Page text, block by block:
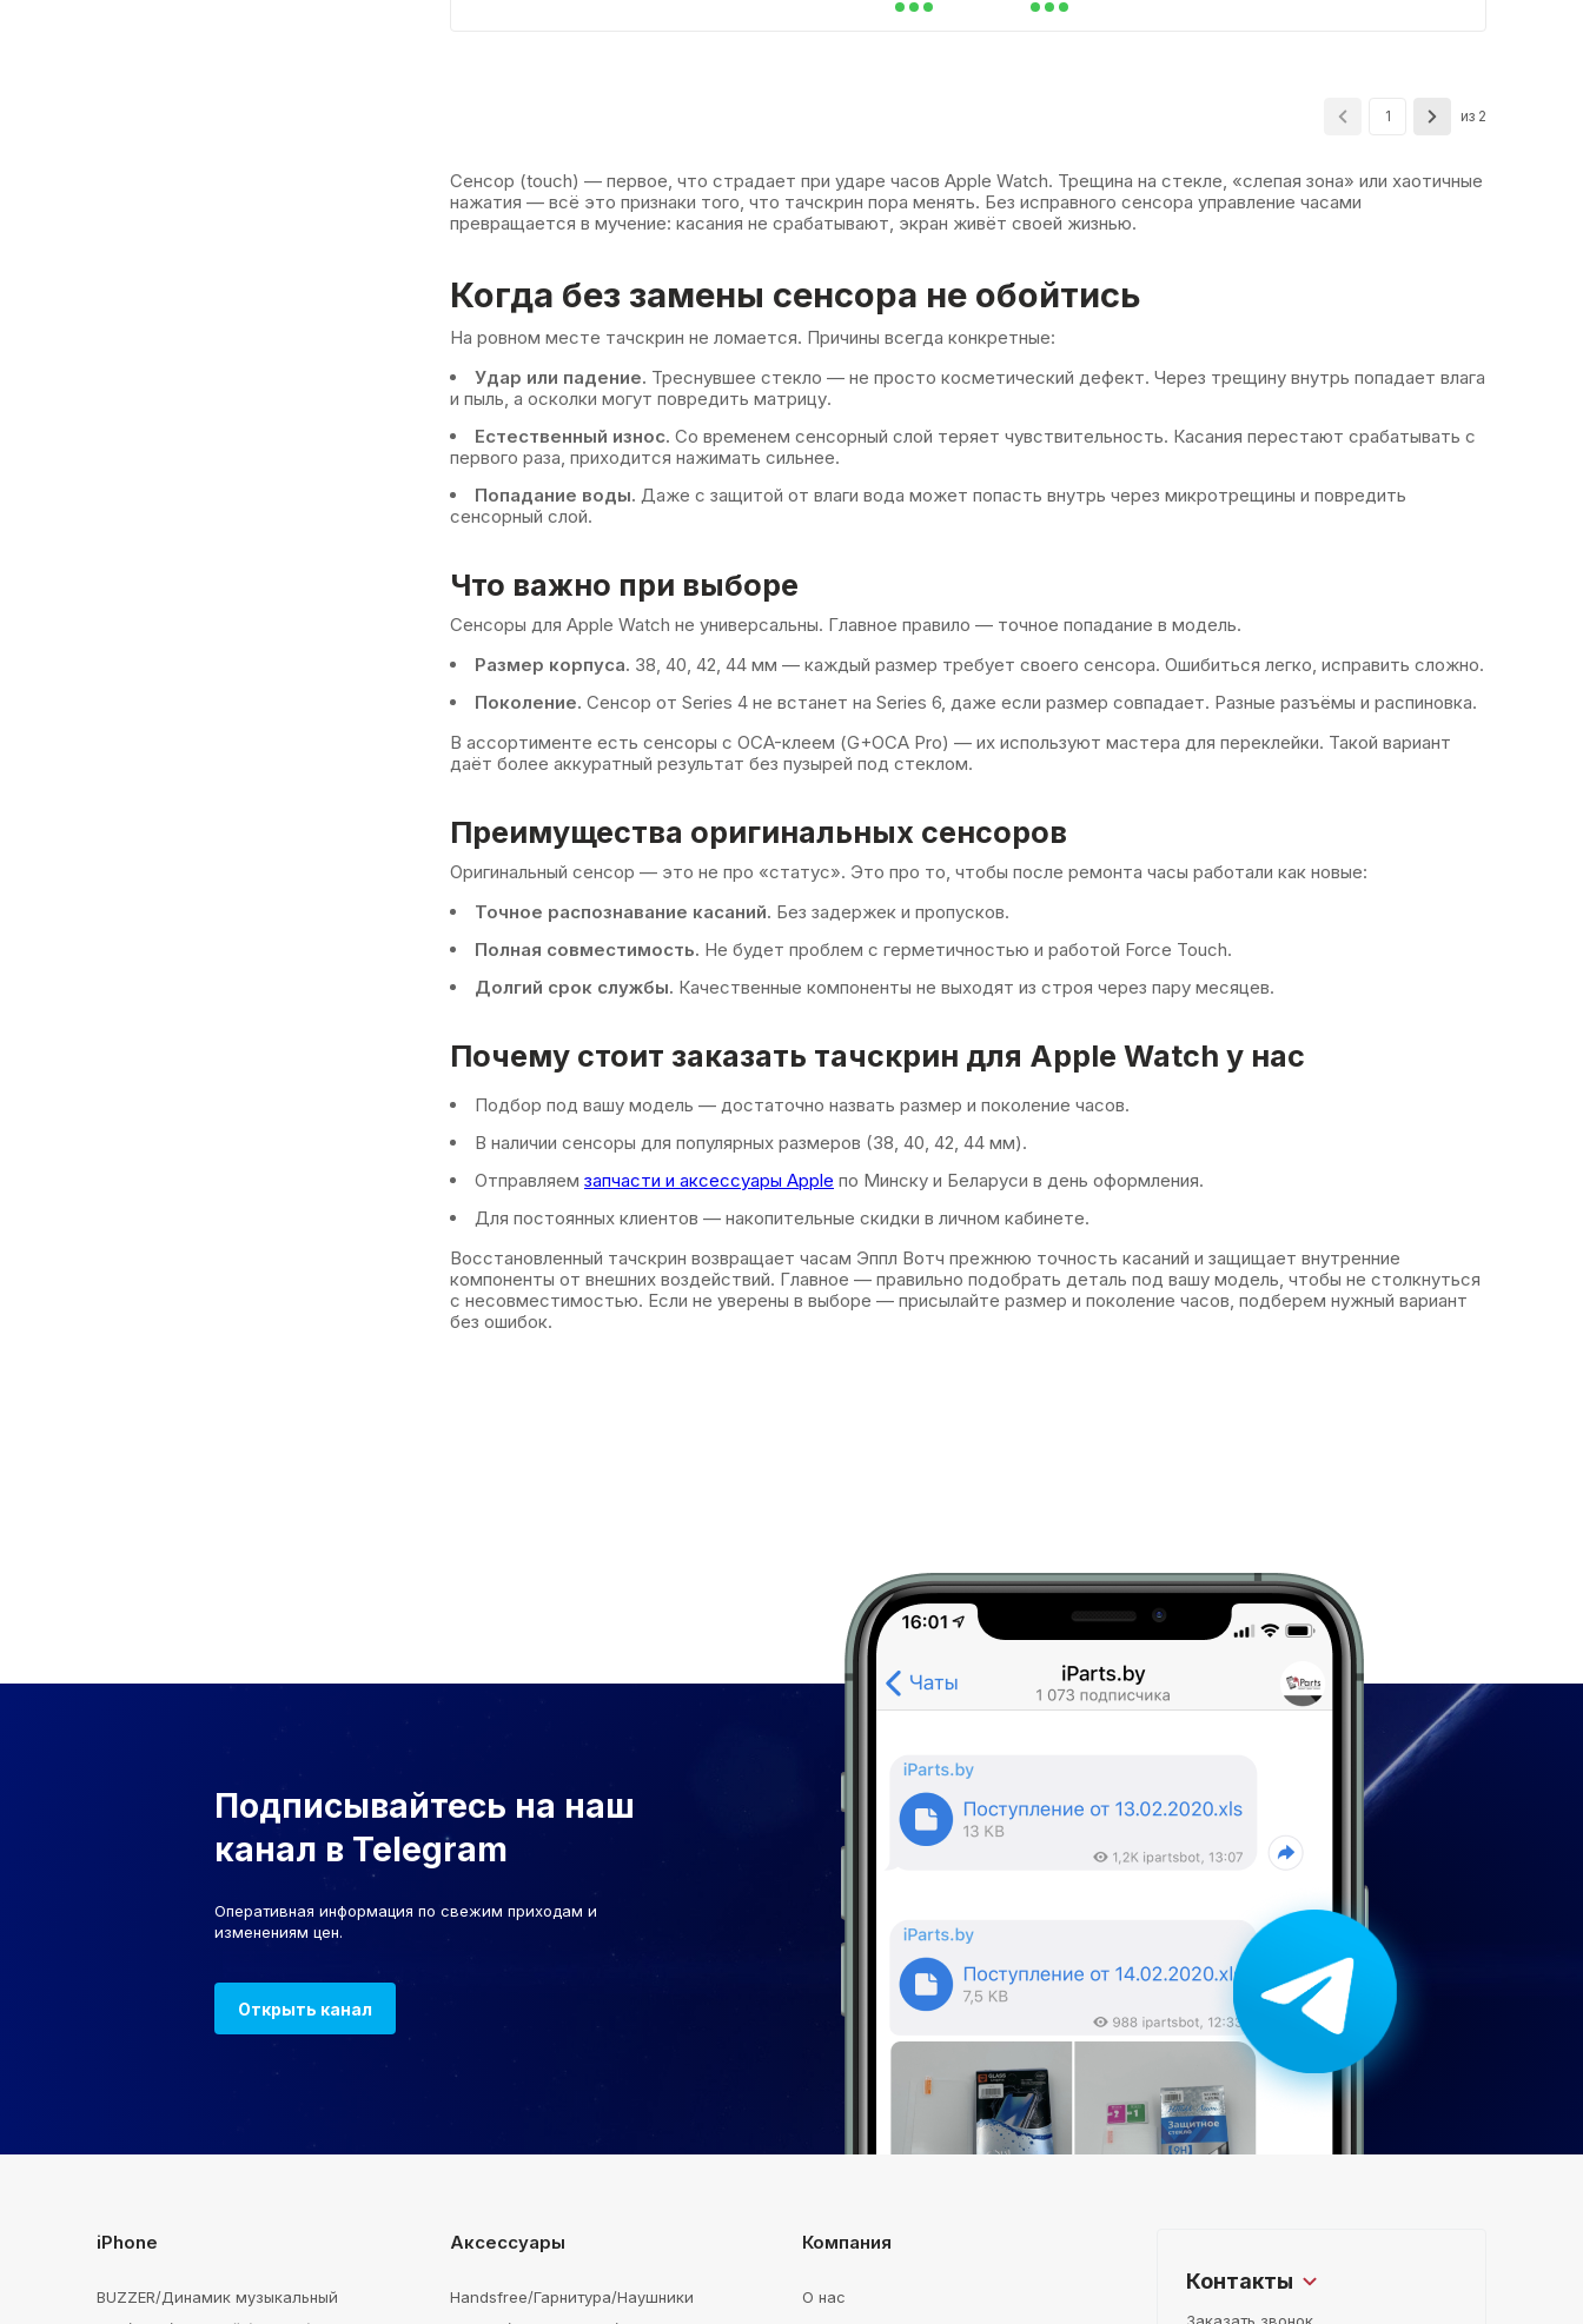
1 из 2
Сенсор (touch) — первое, что страдает при ударе часов Apple Watch. Трещина на стекле, «слепая зона» или хаотичные
нажатия — всё это признаки того, что тачскрин пора менять. Без исправного сенсора управление часами
превращается в мучение: касания не срабатывают, экран живёт своей жизнью.
Когда без замены сенсора не обойтись
На ровном месте тачскрин не ломается. Причины всегда конкретные:
Удар или падение. Треснувшее стекло — не просто косметический дефект. Через трещину внутрь попадает влага
и пыль, а осколки могут повредить матрицу.
Естественный износ. Со временем сенсорный слой теряет чувствительность. Касания перестают срабатывать с
первого раза, приходится нажимать сильнее.
Попадание воды. Даже с защитой от влаги вода может попасть внутрь через микротрещины и повредить
сенсорный слой.
Что важно при выборе
Сенсоры для Apple Watch не универсальны. Главное правило — точное попадание в модель.
Размер корпуса. 38, 40, 42, 44 мм — каждый размер требует своего сенсора. Ошибиться легко, исправить сложно.
Поколение. Сенсор от Series 4 не встанет на Series 6, даже если размер совпадает. Разные разъёмы и распиновка.
В ассортименте есть сенсоры с OCA-клеем (G+OCA Pro) — их используют мастера для переклейки. Такой вариант
даёт более аккуратный результат без пузырей под стеклом.
Преимущества оригинальных сенсоров
Оригинальный сенсор — это не про «статус». Это про то, чтобы после ремонта часы работали как новые:
Точное распознавание касаний. Без задержек и пропусков.
Полная совместимость. Не будет проблем с герметичностью и работой Force Touch.
Долгий срок службы. Качественные компоненты не выходят из строя через пару месяцев.
Почему стоит заказать тачскрин для Apple Watch у нас
Подбор под вашу модель — достаточно назвать размер и поколение часов.
В наличии сенсоры для популярных размеров (38, 40, 42, 44 мм).
Отправляем запчасти и аксессуары Apple по Минску и Беларуси в день оформления.
Для постоянных клиентов — накопительные скидки в личном кабинете.
Восстановленный тачскрин возвращает часам Эппл Вотч прежнюю точность касаний и защищает внутренние
компоненты от внешних воздействий. Главное — правильно подобрать деталь под вашу модель, чтобы не столкнуться
с несовместимостью. Если не уверены в выборе — присылайте размер и поколение часов, подберем нужный вариант
без ошибок.
Подписывайтесь на наш
канал в Telegram
Оперативная информация по свежим приходам и
изменениям цен.
Открыть канал
iPhone
BUZZER/Динамик музыкальный
Аксессуары
Handsfree/Гарнитура/Наушники
Компания
О нас
Контакты